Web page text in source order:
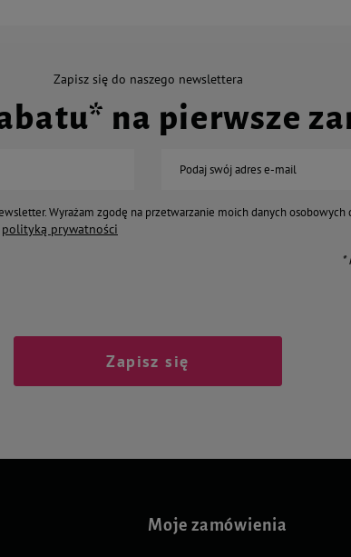
Zapisz się do naszego newslettera
na pierwsze
Podaj swój adres e-mail
Wyrażam zgodę na przetwarzanie moich danych osobowych
polityką prywatności
*
Zapisz się
Moje zamówienia